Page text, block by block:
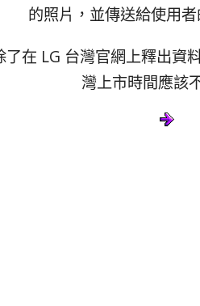
的照片，並傳送給使用
在 LG 台灣官網上釋出資
灣上市時間應該